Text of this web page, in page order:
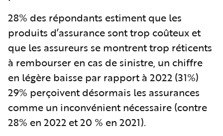
28% des répondants estiment que les
produits d’assurance sont trop coûteux et
que les assureurs se montrent trop réticents
à rembourser en cas de sinistre, un chiffre
en légère baisse par rapport à 2022 (31%)
29% perçoivent désormais les assurances
comme un inconvénient nécessaire (contre
28% en 2022 et 20 % en 2021).